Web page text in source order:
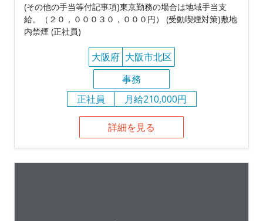
(その他の手当等付記事項)東京勤務の場合は地域手当支
給。（２０，０００３０，０００円） (受動喫煙対策)敷地
内禁煙 (正社員)
大阪府 大阪市北区
事務
正社員
月給210,000円
詳細を見る